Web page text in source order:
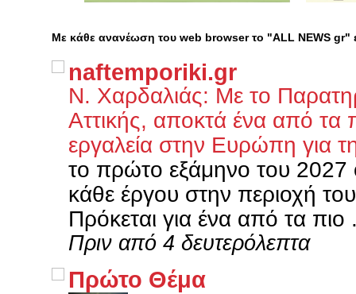
Με κάθε ανανέωση του web browser το "ALL NEWS gr"
naftemporiki.gr
Ν. Χαρδαλιάς: Με το
Αττικής, αποκτά ένα από
εργαλεία στην Ευρώπη για
το πρώτο εξάμηνο του 2027
κάθε έργου στην περιοχή
Πρόκεται για ένα από τα πιο
Πριν από 4 δευτερόλεπτα
Πρώτο Θέμα